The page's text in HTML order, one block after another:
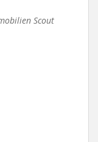
Scout